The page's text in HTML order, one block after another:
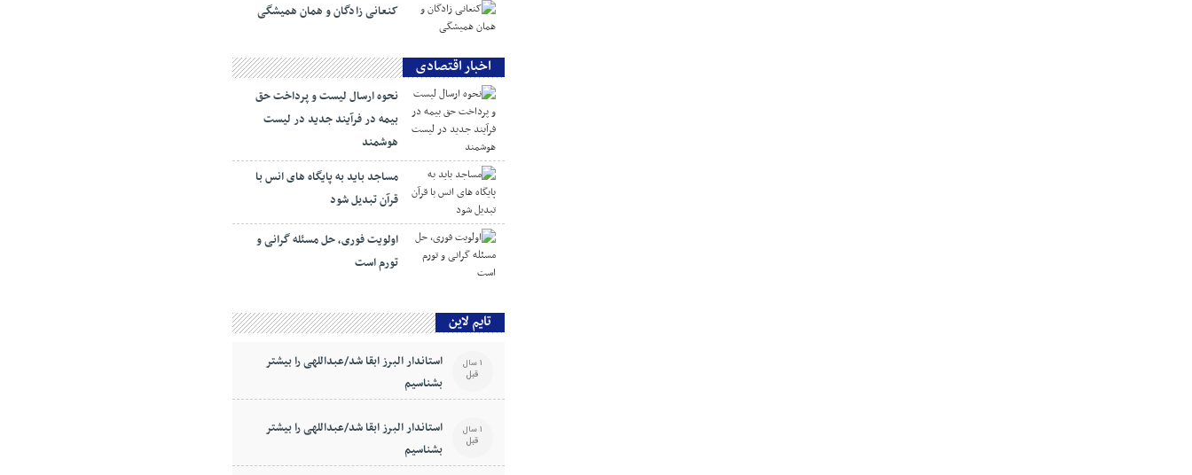
کنعانی زادگان و همان همیشگی
اخبار اقتصادی
نحوه ارسال لیست و پرداخت حق
بیمه در فرآیند جدید در لیست
هوشمند
مساجد باید به پایگاه های انس با
قرآن تبدیل شود
اولویت فوری، حل مسئله گرانی و
تورم است
تایم لاین
استاندار البرز ابقا شد/عبداللهی را بیشتر
بشناسیم
1 سال
قبل
استاندار البرز ابقا شد/عبداللهی را بیشتر
بشناسیم
1 سال
قبل